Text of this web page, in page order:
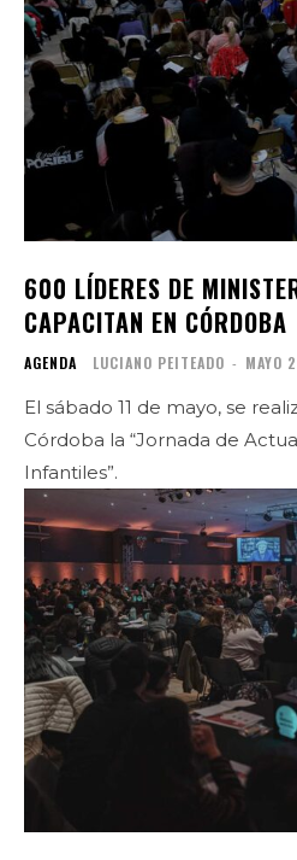
600 LÍDERES DE
CAPACITAN EN CÓRDOBA
AGENDA LUCIANO PEITEADO - MAYO
El sábado 11 de mayo, se
Córdoba la “Jornada de
Infantiles”.